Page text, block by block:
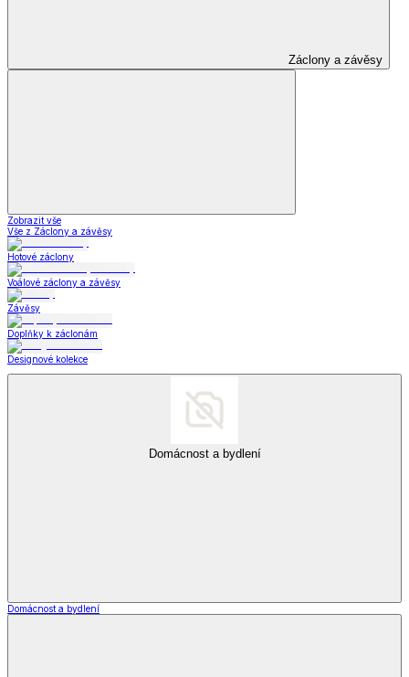
Záclony a závěsy
Zobrazit vše
Vše z Záclony a závěsy
Hotové záclony
Voálové záclony a závěsy
Závěsy
Doplňky k záclonám
Designové kolekce
Domácnost a bydlení
Domácnost a bydlení